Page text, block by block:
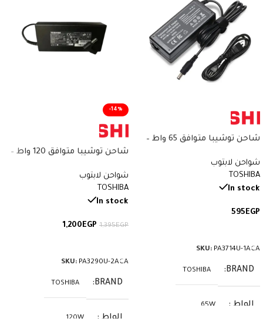
شاحن توشيبا متوافق 65 واط –
رقم القطعة PA3714U-1ACA
شواحن لابتوب
TOSHIBA
In stock
595EGP
SKU: PA3714U-1ACA
BRAND
TOSHIBA
الواط 65W
-14%
شاحن توشيبا متوافق 120 واط –
رقم القطعة PA3290U-2ACA
شواحن لابتوب
TOSHIBA
In stock
1,395EGP
1,200EGP
SKU: PA3290U-2ACA
BRAND
TOSHIBA
الواط 120W